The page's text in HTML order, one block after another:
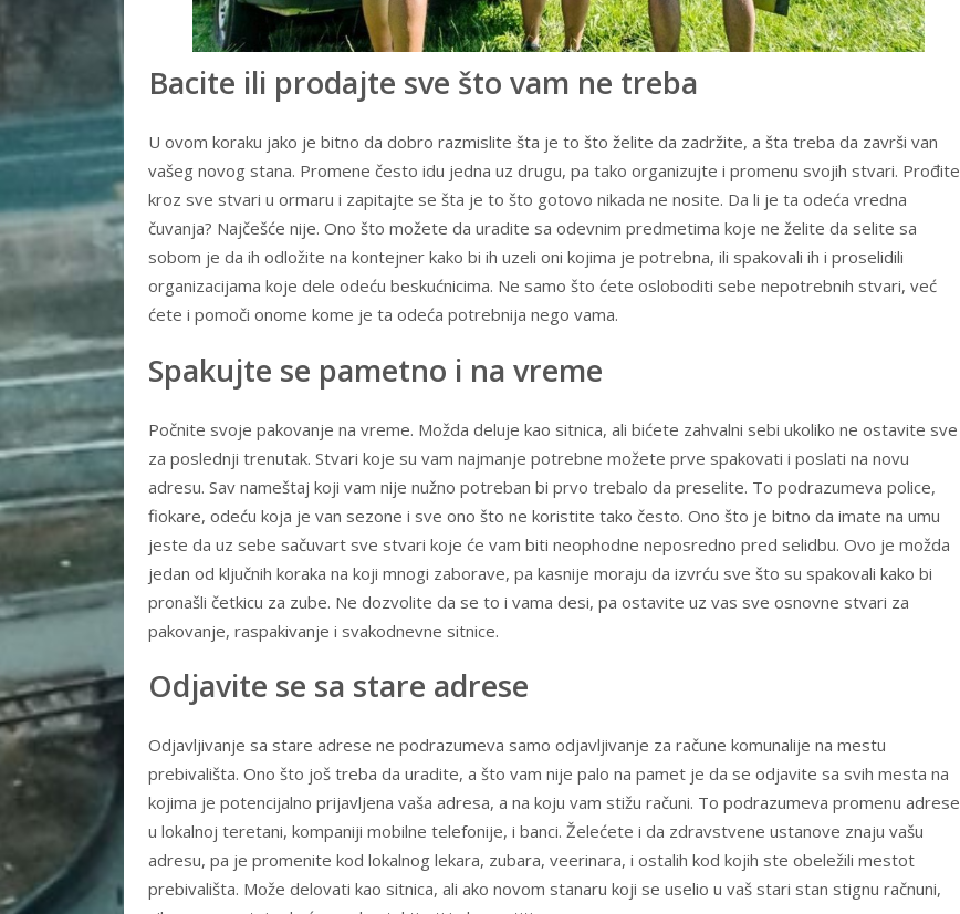
Bacite ili prodajte sve što vam ne treba
U ovom koraku jako je bitno da dobro razmislite šta je to što želite da zadržite, a šta treba da završi van
vašeg novog stana. Promene često idu jedna uz drugu, pa tako organizujte i promenu svojih stvari. Prođite
kroz sve stvari u ormaru i zapitajte se šta je to što gotovo nikada ne nosite. Da li je ta odeća vredna
čuvanja? Najčešće nije. Ono što možete da uradite sa odevnim predmetima koje ne želite da selite sa
sobom je da ih odložite na kontejner kako bi ih uzeli oni kojima je potrebna, ili spakovali ih i proselidili
organizacijama koje dele odeću beskućnicima. Ne samo što ćete osloboditi sebe nepotrebnih stvari, već
ćete i pomoči onome kome je ta odeća potrebnija nego vama.
Spakujte se pametno i na vreme
Počnite svoje pakovanje na vreme. Možda deluje kao sitnica, ali bićete zahvalni sebi ukoliko ne ostavite sve
za poslednji trenutak. Stvari koje su vam najmanje potrebne možete prve spakovati i poslati na novu
adresu. Sav nameštaj koji vam nije nužno potreban bi prvo trebalo da preselite. To podrazumeva police,
fiokare, odeću koja je van sezone i sve ono što ne koristite tako često. Ono što je bitno da imate na umu
jeste da uz sebe sačuvart sve stvari koje će vam biti neophodne neposredno pred selidbu. Ovo je možda
jedan od ključnih koraka na koji mnogi zaborave, pa kasnije moraju da izvrću sve što su spakovali kako bi
pronašli četkicu za zube. Ne dozvolite da se to i vama desi, pa ostavite uz vas sve osnovne stvari za
pakovanje, raspakivanje i svakodnevne sitnice.
Odjavite se sa stare adrese
Odjavljivanje sa stare adrese ne podrazumeva samo odjavljivanje za račune komunalije na mestu
prebivališta. Ono što još treba da uradite, a što vam nije palo na pamet je da se odjavite sa svih mesta na
kojima je potencijalno prijavljena vaša adresa, a na koju vam stižu računi. To podrazumeva promenu adrese
u lokalnoj teretani, kompaniji mobilne telefonije, i banci. Želećete i da zdravstvene ustanove znaju vašu
adresu, pa je promenite kod lokalnog lekara, zubara, veerinara, i ostalih kod kojih ste obeležili mestot
prebivališta. Može delovati kao sitnica, ali ako novom stanaru koji se uselio u vaš stari stan stignu račnuni,